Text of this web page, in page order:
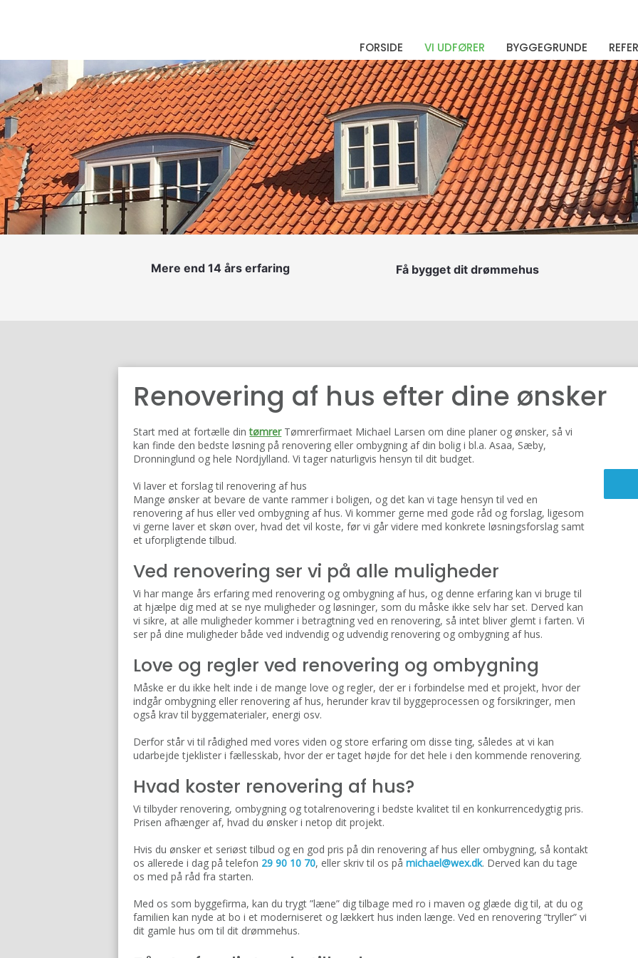
FORSIDE VI UDFØRER BYGGEGRUNDE
Mere end 14 års erfaring Få bygget dit drømmehus
Renovering af hus efter dine ønsker
​Start med at fortælle dintømrerTømrerfirmaet Michael Larsen om dine planer og ønsker, så vi
kan finde den bedste løsning på renovering eller ombygning af din bolig i bl.a. Asaa, Sæby,
Dronninglund og hele Nordjylland. Vi tager naturligvis hensyn til dit budget.
Vi laver et forslag til renovering af hus
Mange ønsker at bevare de vante rammer i boligen, og det kan vi tage hensyn til ved en
renovering af hus eller ved ombygning af hus. Vi kommer gerne med gode råd og forslag, ligesom
vi gerne laver et skøn over, hvad det vil koste, før vi går videre med konkrete løsningsforslag samt
et uforpligtende tilbud. ​
Ved renovering ser vi på alle muligheder
Vi har mange års erfaring med renovering og ombygning af hus, og denne erfaring kan vi bruge til
at hjælpe dig med at se nye muligheder og løsninger, som du måske ikke selv har set. Derved kan
vi sikre, at alle muligheder kommer i betragtning ved en renovering, så intet bliver glemt i farten. Vi
ser på dine muligheder både ved indvendig og udvendig renovering og ombygning af hus.
Love og regler ved renovering og ombygning
Måske er du ikke helt inde i de mange love og regler, der er i forbindelse med et projekt, hvor der
indgår ombygning eller renovering af hus, herunder krav til byggeprocessen og forsikringer, men
også krav til byggematerialer, energi osv.
Derfor står vi til rådighed med vores viden og store erfaring om disse ting, således at vi kan
udarbejde tjeklister i fællesskab, hvor der er taget højde for det hele i den kommende renovering. ​
Hvad koster renovering af hus?
Vi tilbyder renovering, ombygning og totalrenovering i bedste kvalitet til en konkurrencedygtig pris.
Prisen afhænger af, hvad du ønsker i netop dit projekt.
Hvis du ønsker et seriøst tilbud og en god pris på din renovering af hus eller ombygning, så kontakt
os allerede i dag på telefon 29 90 10 70, eller skriv til os påmichael@wex.dk. Derved kan du tage
os med på råd fra starten. ​
Med os som byggefirma, kan du trygt ”læne” dig tilbage med ro i maven og glæde dig til, at du og
familien kan nyde at bo i et moderniseret og lækkert hus inden længe. Ved en renovering “tryller” vi
dit gamle hus om til dit drømmehus.